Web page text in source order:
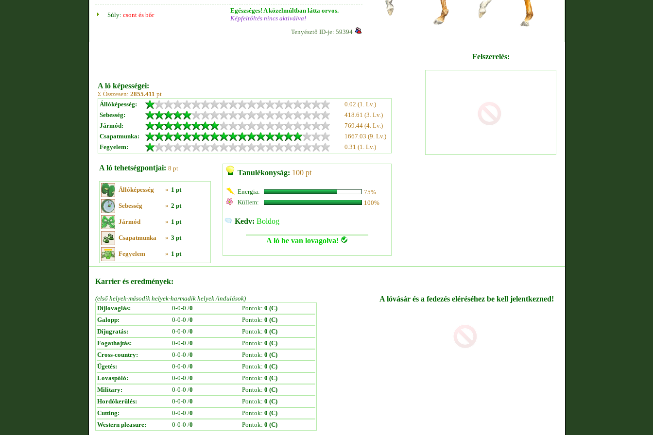
Súly: csont és bőr
Egészséges! A közelmúltban látta orvos.
Képfeltöltés nincs aktiválva!
Tenyésztő ID-je: 59394
A ló képességei:
Σ Összesen: 2855.411 pt
Állóképesség:
0.02 (1. Lv.)
Sebesség:
418.61 (3. Lv.)
Jármód:
769.44 (4. Lv.)
Csapatmunka:
1667.03 (9. Lv.)
Fegyelem:
0.31 (1. Lv.)
A ló tehetségpontjai: 8 pt
Állóképesség » 1 pt
Sebesség » 2 pt
Jármód » 1 pt
Csapatmunka » 3 pt
Fegyelem » 1 pt
Tanulékonyság: 100 pt
Energia:
75%
Küllem:
100%
Kedv: Boldog
A ló be van lovagolva!
Felszerelés:
Karrier és eredmények:
(első helyek-második helyek-harmadik helyek /indulások)
Díjlovaglás:
0-0-0 /0 Pontok: 0 (C)
Galopp:
0-0-0 /0 Pontok: 0 (C)
Díjugratás:
0-0-0 /0 Pontok: 0 (C)
Fogathajtás:
0-0-0 /0 Pontok: 0 (C)
Cross-country:
0-0-0 /0 Pontok: 0 (C)
Ügetés:
0-0-0 /0 Pontok: 0 (C)
Lovaspóló:
0-0-0 /0 Pontok: 0 (C)
Military:
0-0-0 /0 Pontok: 0 (C)
Hordókerülés:
0-0-0 /0 Pontok: 0 (C)
Cutting:
0-0-0 /0 Pontok: 0 (C)
Western pleasure:
0-0-0 /0 Pontok: 0 (C)
A lóvásár és a fedezés eléréséhez be kell jelentkezned!